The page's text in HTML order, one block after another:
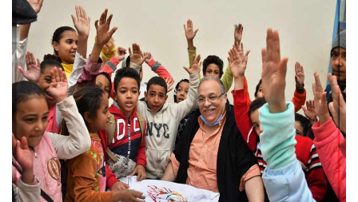
الإعلام
تواصل معنا
الطلاب
هيئة التدريس